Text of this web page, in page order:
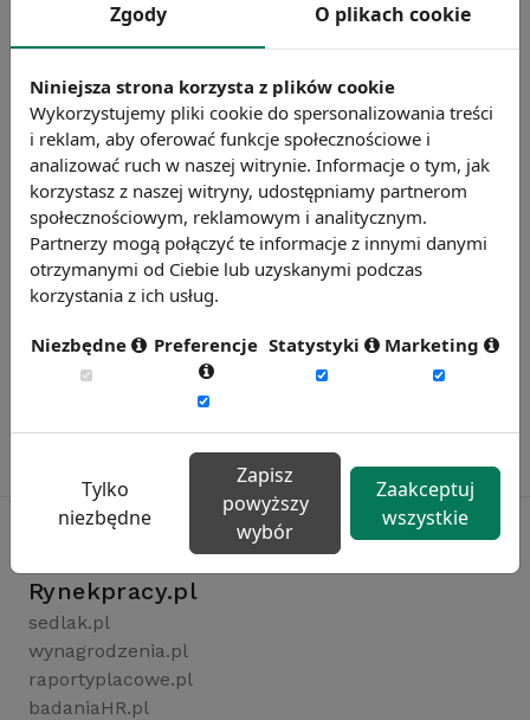
zatrudnionych dorywczo
Źródło: NBP
Chcesz wiedzieć więcej?
Zobacz więcej wiadomości
Rynekpracy.pl
sedlak.pl
wynagrodzenia.pl
raportyplacowe.pl
badaniaHR.pl
Zgody O plikach cookie
Niniejsza strona korzysta z plików cookie
Wykorzystujemy pliki cookie do spersonalizowania treści
i reklam, aby oferować funkcje społecznościowe i
analizować ruch w naszej witrynie. Informacje o tym, jak
korzystasz z naszej witryny, udostępniamy partnerom
społecznościowym, reklamowym i analitycznym.
Partnerzy mogą połączyć te informacje z innymi danymi
otrzymanymi od Ciebie lub uzyskanymi podczas
korzystania z ich usług.
Niezbędne Preferencje Statystyki Marketing
Tylko
niezbędne
Zapisz
powyższy
wybór
Zaakceptuj
wszystkie